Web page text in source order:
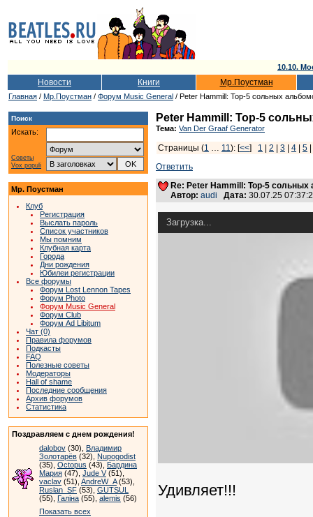
10.10.
Новости Книги Мр.Поустман
Главная / Мр.Поустман / Форум Music General / Peter Hammill: Top-5 сольных
Поиск
Искать:
Советы
Vox populi
Мр. Поустман
Клуб
Регистрация
Выслать пароль
Список участников
Мы помним
Клубная карта
Города
Дни рождения
Юбилеи регистрации
Все форумы
Форум Lost Lennon Tapes
Форум Photo
Форум Music General
Форум Club
Форум Ad Libitum
Чат (0)
Правила форумов
Подкасты
FAQ
Полезные советы
Модераторы
Hall of shame
Последние сообщения
Архив форумов
Статистика
Поздравляем с днем рождения!
dalobov (30), Владимир
Золотарёв (32), Nupogodist
(35), Octopus (43), Бардина
Мария (47), Jude V(51),
vaclav (51), AndreW_A(53),
Ruslan_SF (53), GUTSUL
(55), Галіна (55), alemis (56)
Показать всех
Peter Hammill: Top-5
Тема: Van Der Graaf Generator
Страницы (1 … 11): [<<] 1 2 3 4 5
Ответить
Re: Peter Hammill: Top-5 сольных
Автор: audi Дата: 30.07.25
Загрузка...
Удивляет!!!